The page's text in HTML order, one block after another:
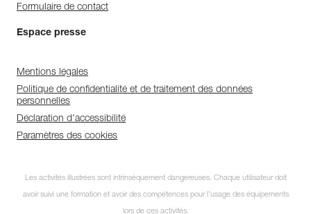
Formulaire de contact
Espace presse
Mentions légales
Politique de confidentialité et de traitement des données
personnelles
Déclaration d'accessibilité
Paramètres des cookies
Les activités illustrées sont intrinsèquement dangereuses. Chaque utilisateur doit
avoir suivi une formation et avoir des compétences pour l’usage des équipements
lors de ces activités.